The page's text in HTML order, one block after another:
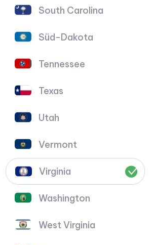
South Carolina
Süd-Dakota
Tennessee
Texas
Utah
Vermont
Virginia
Washington
West Virginia